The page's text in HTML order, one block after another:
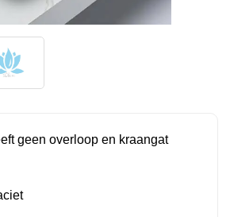
geen overloop en kraangat